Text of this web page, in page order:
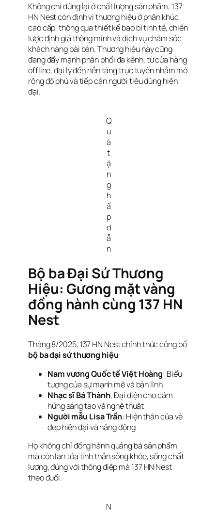
Không chỉ dừng lại ở chất lượng sản phẩm, 137
HN Nest còn định vị thương hiệu ở phân khúc
cao cấp, thông qua thiết kế bao bì tinh tế, chiến
lược định giá thông minh và dịch vụ chăm sóc
khách hàng bài bản. Thương hiệu này cũng
đang đẩy mạnh phân phối đa kênh, từ cửa hàng
offline, đại lý đến nền tảng trực tuyến nhằm mở
rộng độ phủ và tiếp cận người tiêu dùng hiện
đại.
Q
u
à
t
ặ
n
g
h
ấ
p
d
ẫ
n
Bộ ba Đại Sứ Thương
Hiệu: Gương mặt vàng
đồng hành cùng 137 HN
Nest
Tháng 8/2025, 137 HN Nest chính thức công bố
bộ ba đại sứ thương hiệu:
Nam vương Quốc tế Việt Hoàng: Biểu
tượng của sự mạnh mẽ và bản lĩnh
Nhạc sĩ Bá Thành; Đại diện cho cảm
hứng sáng tạo và nghệ thuật
Người mẫu Lisa Trần: Hiện thân của vẻ
đẹp hiện đại và năng động
Họ không chỉ đồng hành quảng bá sản phẩm
mà còn lan tỏa tinh thần sống khỏe, sống chất
lượng, đúng với thông điệp mà 137 HN Nest
theo đuổi.
N